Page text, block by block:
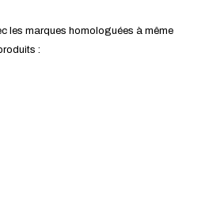
les marques homologuées à même
: